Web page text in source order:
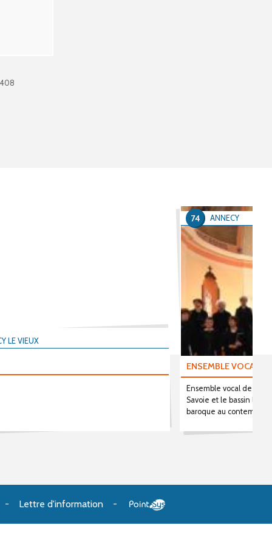
LE VIEUX
ENSEMBLE VOCAL
Ensemble vocal de bon
Savoie et le bassin
baroque au
ANNECY
74
Lettre d'information